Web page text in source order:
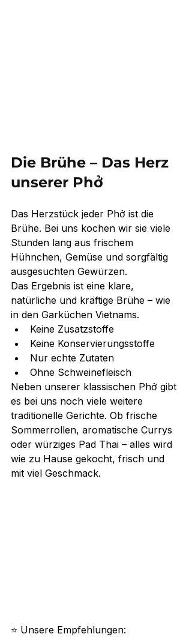
Die Brühe – Das Herz
unserer Phở
Das Herzstück jeder Phở ist die
Brühe. Bei uns kochen wir sie viele
Stunden lang aus frischem
Hühnchen, Gemüse und sorgfältig
ausgesuchten Gewürzen.
Das Ergebnis ist eine klare,
natürliche und kräftige Brühe – wie
in den Garküchen Vietnams.
Keine Zusatzstoffe
Keine Konservierungsstoffe
Nur echte Zutaten
Ohne Schweinefleisch
Neben unserer klassischen Phở gibt
es bei uns noch viele weitere
traditionelle Gerichte. Ob frische
Sommerrollen, aromatische Currys
oder würziges Pad Thai – alles wird
wie zu Hause gekocht, frisch und
mit viel Geschmack.
⭐ Unsere Empfehlungen: